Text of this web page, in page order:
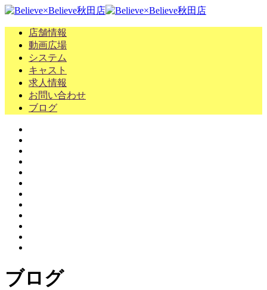
店舗情報
動画広場
システム
キャスト
求人情報
お問い合わせ
ブログ
ブログ